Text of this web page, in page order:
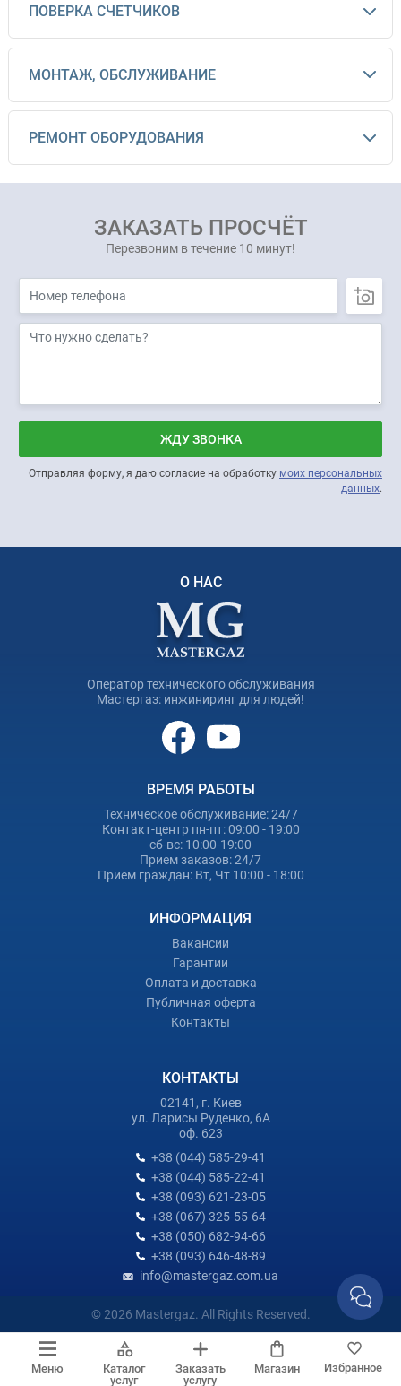
ПОВЕРКА СЧЕТЧИКОВ
МОНТАЖ, ОБСЛУЖИВАНИЕ
РЕМОНТ ОБОРУДОВАНИЯ
ЗАКАЗАТЬ ПРОСЧЁТ
Перезвоним в течение 10 минут!
ЖДУ ЗВОНКА
Отправляя форму, я даю согласие на обработку моих персональных
данных.
Меню
Каталог
услуг
Заказать
услугу
Магазин Избранное
О НАС
Оператор технического обслуживания
Мастергаз: инжиниринг для людей!
ВРЕМЯ РАБОТЫ
Техническое обслуживание: 24/7
Контакт-центр пн-пт: 09:00 - 19:00
сб-вс: 10:00-19:00
Прием заказов: 24/7
Прием граждан: Вт, Чт 10:00 - 18:00
ИНФОРМАЦИЯ
Вакансии
Гарантии
Оплата и доставка
Публичная оферта
Контакты
КОНТАКТЫ
02141, г. Киев
ул. Ларисы Руденко, 6А
оф. 623
+38 (044) 585-29-41
+38 (044) 585-22-41
+38 (093) 621-23-05
+38 (067) 325-55-64
+38 (050) 682-94-66
+38 (093) 646-48-89
info@mastergaz.com.ua
© 2026 Mastergaz. All Rights Reserved.